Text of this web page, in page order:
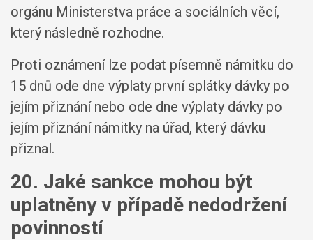
orgánu Ministerstva práce a sociálních věcí,
který následně rozhodne.
Proti oznámení lze podat písemně námitku do
15 dnů ode dne výplaty první splátky dávky po
jejím přiznání nebo ode dne výplaty dávky po
jejím přiznání námitky na úřad, který dávku
přiznal.
20. Jaké sankce mohou být
uplatněny v případě nedodržení
povinností